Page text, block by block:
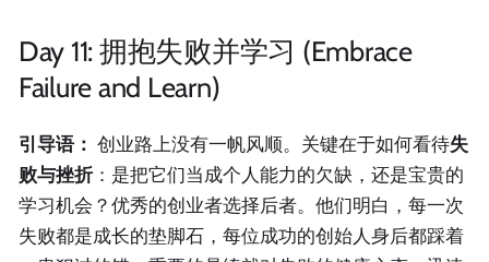
Day 11: 拥抱失败并学习 (Embrace
Failure and Learn)
引导语： 创业路上没有一帆风顺。关键在于如何看待失
败与挫折：是把它们当成个人能力的欠缺，还是宝贵的
学习机会？优秀的创业者选择后者。他们明白，每一次
失败都是成长的垫脚石，每位成功的创始人身后都踩着